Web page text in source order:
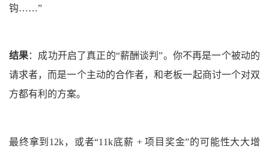
钩……”
结果： 成功开启了真正的“薪酬谈判”。你不再是一个被动的
请求者，而是一个主动的合作者，和老板一起商讨一个对双
方都有利的方案。
最终拿到12k，或者“11k底薪 + 项目奖金”的可能性大大增